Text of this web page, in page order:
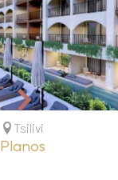
Tsilivi
Planos